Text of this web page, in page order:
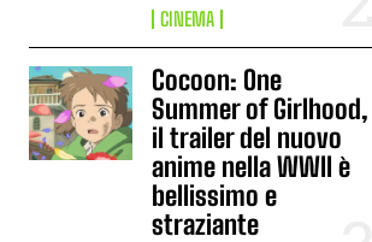
CINEMA
Cocoon: One
Summer of Girlhood,
il trailer del nuovo
anime nella WWII è
bellissimo e
straziante